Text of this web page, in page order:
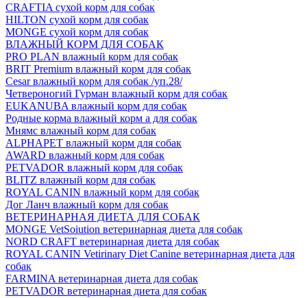
CRAFTIA сухой корм для собак
HILTON сухой корм для собак
MONGE сухой корм для собак
ВЛАЖНЫЙ КОРМ ДЛЯ СОБАК
PRO PLAN влажный корм для собак
BRIT Premium влажный корм для собак
Cesar влажный корм для собак /уп.28/
Четвероногий Гурман влажный корм для собак
EUKANUBA влажный корм для собак
Родные корма влажный корм а для собак
Мнямс влажный корм для собак
ALPHAPET влажный корм для собак
AWARD влажный корм для собак
PETVADOR влажный корм для собак
BLITZ влажный корм для собак
ROYAL CANIN влажный корм для собак
Дог Ланч влажный корм для собак
ВЕТЕРИНАРНАЯ ДИЕТА ДЛЯ СОБАК
MONGE VetSoiution ветеринарная диета для собак
NORD CRAFT ветеринарная диета для собак
ROYAL CANIN Vetirinary Diet Canine ветеринарная диета для
собак
FARMINA ветеринарная диета для собак
PETVADOR ветеринарная диета для собак